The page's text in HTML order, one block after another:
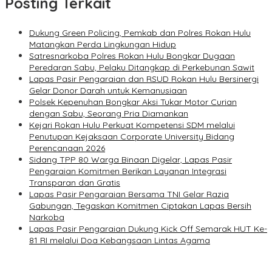
Dukung Green Policing, Pemkab dan Polres Rokan Hulu
Matangkan Perda Lingkungan Hidup
Satresnarkoba Polres Rokan Hulu Bongkar Dugaan
Peredaran Sabu, Pelaku Ditangkap di Perkebunan Sawit
Lapas Pasir Pengaraian dan RSUD Rokan Hulu Bersinergi
Gelar Donor Darah untuk Kemanusiaan
Polsek Kepenuhan Bongkar Aksi Tukar Motor Curian
dengan Sabu, Seorang Pria Diamankan
Kejari Rokan Hulu Perkuat Kompetensi SDM melalui
Penutupan Kejaksaan Corporate University Bidang
Perencanaan 2026
Sidang TPP 80 Warga Binaan Digelar, Lapas Pasir
Pengaraian Komitmen Berikan Layanan Integrasi
Transparan dan Gratis
Lapas Pasir Pengaraian Bersama TNI Gelar Razia
Gabungan, Tegaskan Komitmen Ciptakan Lapas Bersih
Narkoba
Lapas Pasir Pengaraian Dukung Kick Off Semarak HUT Ke-
81 RI melalui Doa Kebangsaan Lintas Agama